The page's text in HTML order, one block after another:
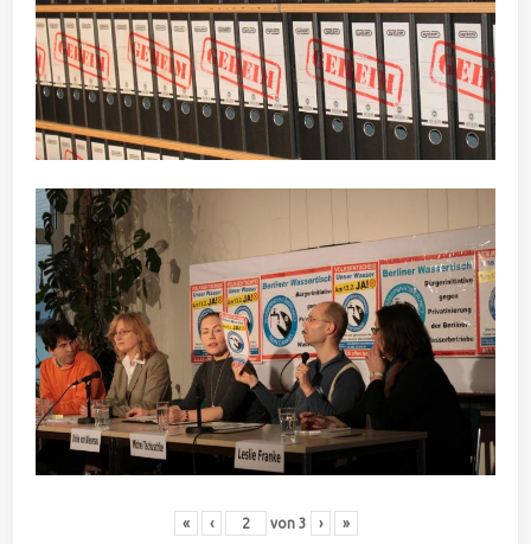
« ‹ von 3 › »